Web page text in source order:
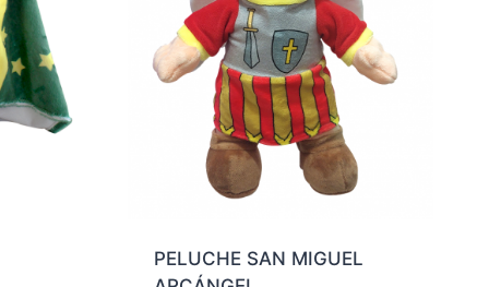
PELUCHE SAN MIGUEL